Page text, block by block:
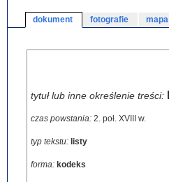
dokument fotografie mapa
tytuł lub inne określenie treści:
czas powstania: 2. poł. XVIII w.
typ tekstu: listy
forma: kodeks